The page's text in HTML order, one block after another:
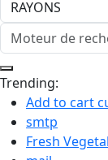
Trending:
Add to cart
smtp
Fresh